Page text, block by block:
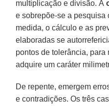
multiplicação e divisão. À
e sobrepõe-se a pesquisa
medida, o cálculo e as
elaboradas se
pontos de tolerância, para
adquire um caráter
De repente, emergem
e contradições. Os três